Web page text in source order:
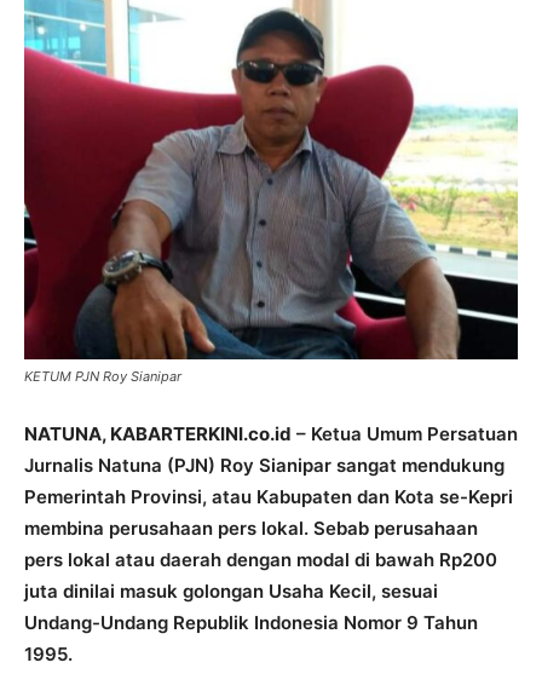
KETUM PJN Roy Sianipar
NATUNA, KABARTERKINI.co.id – Ketua Umum Persatuan
Jurnalis Natuna (PJN) Roy Sianipar sangat mendukung
Pemerintah Provinsi, atau Kabupaten dan Kota se-Kepri
membina perusahaan pers lokal. Sebab perusahaan
pers lokal atau daerah dengan modal di bawah Rp200
juta dinilai masuk golongan Usaha Kecil, sesuai
Undang-Undang Republik Indonesia Nomor 9 Tahun
1995.